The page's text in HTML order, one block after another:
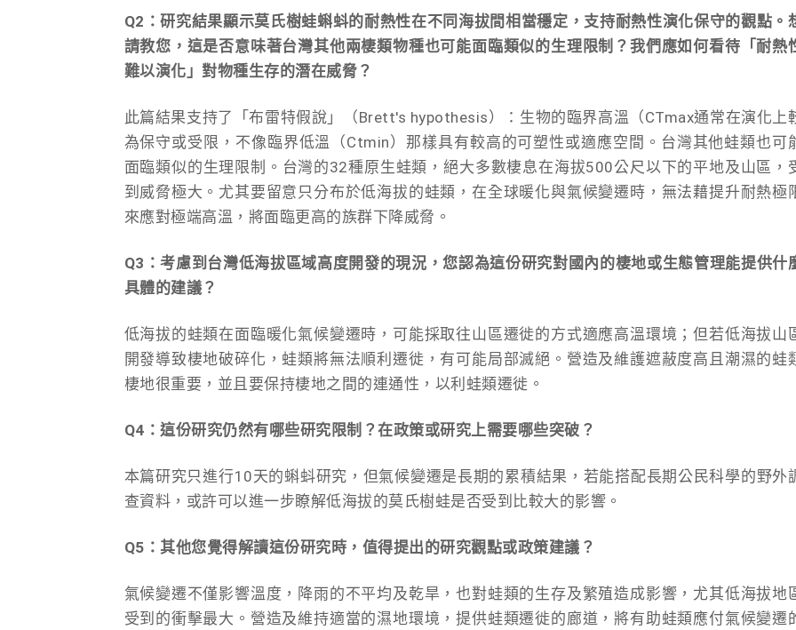
Q2：研究結果顯示莫氏樹蛙蝌蚪的耐熱性在不同海拔間相當穩定，支持耐熱性演化保守的觀點。
請教您，這是否意味著台灣其他兩棲類物種也可能面臨類似的生理限制？我們應如何看待「耐熱
難以演化」對物種生存的潛在威脅？
此篇結果支持了「布雷特假說」（Brett's hypothesis）：生物的臨界高溫（CTmax通常在演化上
為保守或受限，不像臨界低溫（Ctmin）那樣具有較高的可塑性或適應空間。台灣其他蛙類也可
面臨類似的生理限制。台灣的32種原生蛙類，絕大多數棲息在海拔500公尺以下的平地及山區，
到威脅極大。尤其要留意只分布於低海拔的蛙類，在全球暖化與氣候變遷時，無法藉提升耐熱極
來應對極端高溫，將面臨更高的族群下降威脅。
Q3：考慮到台灣低海拔區域高度開發的現況，您認為這份研究對國內的棲地或生態管理能提供什
具體的建議？
低海拔的蛙類在面臨暖化氣候變遷時，可能採取往山區遷徙的方式適應高溫環境；但若低海拔山
開發導致棲地破碎化，蛙類將無法順利遷徙，有可能局部滅絕。營造及維護遮蔽度高且潮濕的蛙
棲地很重要，並且要保持棲地之間的連通性，以利蛙類遷徙。
Q4：這份研究仍然有哪些研究限制？在政策或研究上需要哪些突破？
本篇研究只進行10天的蝌蚪研究，但氣候變遷是長期的累積結果，若能搭配長期公民科學的野外
查資料，或許可以進一步瞭解低海拔的莫氏樹蛙是否受到比較大的影響。
Q5：其他您覺得解讀這份研究時，值得提出的研究觀點或政策建議？
氣候變遷不僅影響溫度，降雨的不平均及乾旱，也對蛙類的生存及繁殖造成影響，尤其低海拔地
受到的衝擊最大。營造及維持適當的濕地環境，提供蛙類遷徙的廊道，將有助蛙類應付氣候變遷